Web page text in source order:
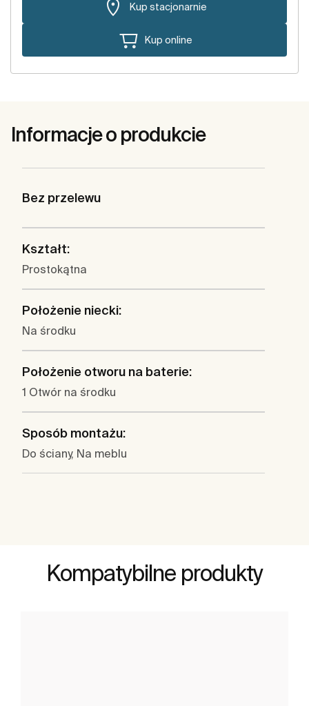
Kup stacjonarnie
Kup online
Informacje o produkcie
Bez przelewu
Kształt:
Prostokątna
Położenie niecki:
Na środku
Położenie otworu na baterie:
1 Otwór na środku
Sposób montażu:
Do ściany, Na meblu
Kompatybilne produkty